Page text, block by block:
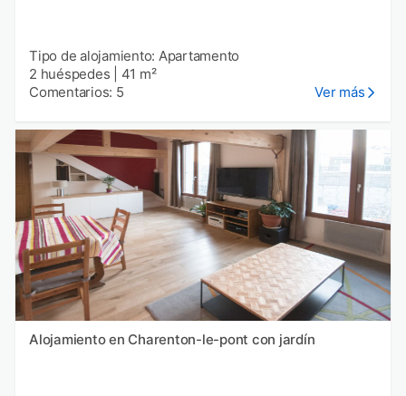
Tipo de alojamiento: Apartamento
2 huéspedes
41 m²
Comentarios: 5
Ver más
Alojamiento en Charenton-le-pont con jardín